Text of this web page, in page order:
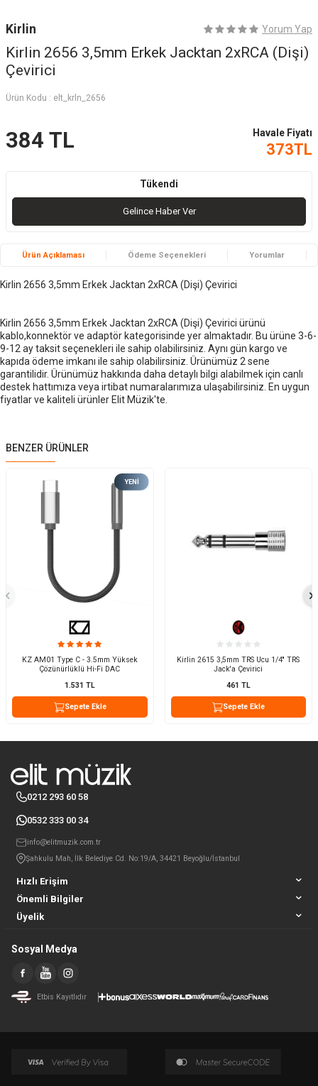
Kirlin Yorum Yap
Kirlin 2656 3,5mm Erkek Jacktan 2xRCA (Dişi)
Çevirici
Ürün Kodu : elt_krln_2656
384 TL Havale Fiyatı
373TL
Tükendi
Gelince Haber Ver
Ürün Açıklaması Ödeme Seçenekleri Yorumlar
Kirlin 2656 3,5mm Erkek Jacktan 2xRCA (Dişi) Çevirici
Kirlin 2656 3,5mm Erkek Jacktan 2xRCA (Dişi) Çevirici ürünü
kablo,konnektör ve adaptör kategorisinde yer almaktadır. Bu ürüne 3-6-
9-12 ay taksit seçenekleri ile sahip olabilirsiniz. Aynı gün kargo ve
kapıda ödeme imkanı ile sahip olabilirsiniz. Ürünümüz 2 sene
garantilidir. Ürünümüz hakkında daha detaylı bilgi alabilmek için canlı
destek hattımıza veya irtibat numaralarımıza ulaşabilirsiniz. En uygun
fiyatlar ve kaliteli ürünler Elit Müzik'te.
BENZER ÜRÜNLER
YENI
KZ AM01 Type C - 3.5mm Yüksek
Çözünürlüklü Hi-Fi DAC
1.531 TL
Sepete Ekle
Kirlin 2615 3,5mm TRS Ucu 1/4'' TRS
Jack'a Çevirici
461 TL
Sepete Ekle
Hızlı Erişim
Önemli Bilgiler
Üyelik
0212 293 60 58
0532 333 00 34
info@elitmuzik.com.tr
Şahkulu Mah, İlk Belediye Cd. No:19/A, 34421 Beyoğlu/İstanbul
Sosyal Medya
Etbis Kayıtlıdır